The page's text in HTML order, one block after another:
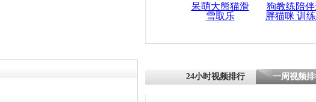
呆萌大熊猫滑
雪取乐
狗教练陪
胖猫咪 训
24小时视频排行 一周视频